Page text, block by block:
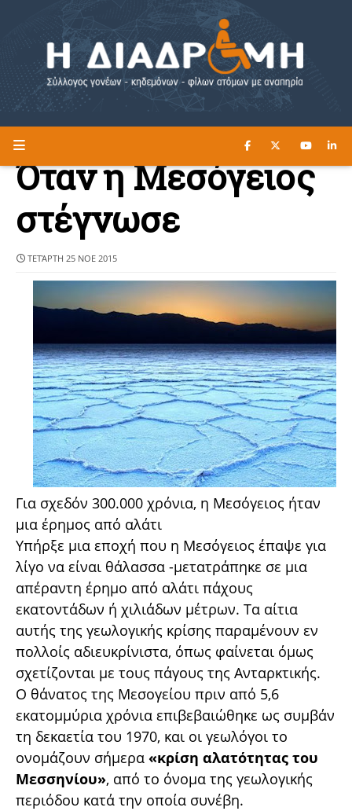
Η ΔΙΑΔΡΟΜΗ ΔΙΑΒΑΣΤΕ ΕΔΩ ►
Όταν η Μεσόγειος
στέγνωσε
ΤΕΤΆΡΤΗ 25 ΝΟΕ 2015
Για σχεδόν 300.000 χρόνια, η Μεσόγειος ήταν
μια έρημος από αλάτι
Υπήρξε μια εποχή που η Μεσόγειος έπαψε για
λίγο να είναι θάλασσα -μετατράπηκε σε μια
απέραντη έρημο από αλάτι πάχους
εκατοντάδων ή χιλιάδων μέτρων. Τα αίτια
αυτής της γεωλογικής κρίσης παραμένουν εν
πολλοίς αδιευκρίνιστα, όπως φαίνεται όμως
σχετίζονται με τους πάγους της Ανταρκτικής.
Ο θάνατος της Μεσογείου πριν από 5,6
εκατομμύρια χρόνια επιβεβαιώθηκε ως συμβάν
τη δεκαετία του 1970, και οι γεωλόγοι το
ονομάζουν σήμερα «κρίση αλατότητας του
Μεσσηνίου», από το όνομα της γεωλογικής
περιόδου κατά την οποία συνέβη.